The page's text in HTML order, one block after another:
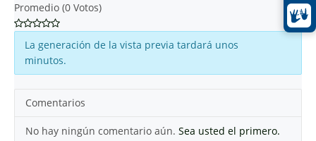
Promedio (0 Votos)
La generación de la vista previa tardará unos
minutos.
Comentarios
No hay ningún comentario aún. Sea usted el primero.